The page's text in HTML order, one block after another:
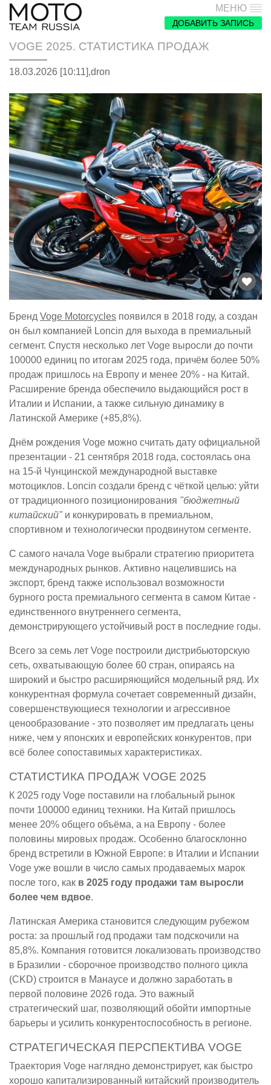
МЕНЮ
ДОБАВИТЬ ЗАПИСЬ
VOGE 2025. СТАТИСТИКА ПРОДАЖ
18.03.2026 [10:11],dron
Бренд Voge Motorcycles появился в 2018 году, а создан
он был компанией Loncin для выхода в премиальный
сегмент. Спустя несколько лет Voge выросли до почти
100000 единиц по итогам 2025 года, причём более 50%
продаж пришлось на Европу и менее 20% - на Китай.
Расширение бренда обеспечило выдающийся рост в
Италии и Испании, а также сильную динамику в
Латинской Америке (+85,8%).
Днём рождения Voge можно считать дату официальной
презентации - 21 сентября 2018 года, состоялась она
на 15-й Чунцинской международной выставке
мотоциклов. Loncin создали бренд с чёткой целью: уйти
от традиционного позиционирования "бюджетный
китайский" и конкурировать в премиальном,
спортивном и технологически продвинутом сегменте.
С самого начала Voge выбрали стратегию приоритета
международных рынков. Активно нацелившись на
экспорт, бренд также использовал возможности
бурного роста премиального сегмента в самом Китае -
единственного внутреннего сегмента,
демонстрирующего устойчивый рост в последние годы.
Всего за семь лет Voge построили дистрибьюторскую
сеть, охватывающую более 60 стран, опираясь на
широкий и быстро расширяющийся модельный ряд. Их
конкурентная формула сочетает современный дизайн,
совершенствующиеся технологии и агрессивное
ценообразование - это позволяет им предлагать цены
ниже, чем у японских и европейских конкурентов, при
всё более сопоставимых характеристиках.
СТАТИСТИКА ПРОДАЖ VOGE 2025
К 2025 году Voge поставили на глобальный рынок
почти 100000 единиц техники. На Китай пришлось
менее 20% общего объёма, а на Европу - более
половины мировых продаж. Особенно благосклонно
бренд встретили в Южной Европе: в Италии и Испании
Voge уже вошли в число самых продаваемых марок
после того, как в 2025 году продажи там выросли
более чем вдвое.
Латинская Америка становится следующим рубежом
роста: за прошлый год продажи там подскочили на
85,8%. Компания готовится локализовать производство
в Бразилии - сборочное производство полного цикла
(CKD) строится в Манаусе и должно заработать в
первой половине 2026 года. Это важный
стратегический шаг, позволяющий обойти импортные
барьеры и усилить конкурентоспособность в регионе.
СТРАТЕГИЧЕСКАЯ ПЕРСПЕКТИВА VOGE
Траектория Voge наглядно демонстрирует, как быстро
хорошо капитализированный китайский производитель